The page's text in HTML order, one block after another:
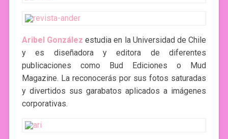
Aribel González estudia en la Universidad de Chile
y es diseñadora y editora de diferentes
publicaciones como Bud Ediciones o Mud
Magazine. La reconocerás por sus fotos saturadas
y divertidos sus garabatos aplicados a imágenes
corporativas.